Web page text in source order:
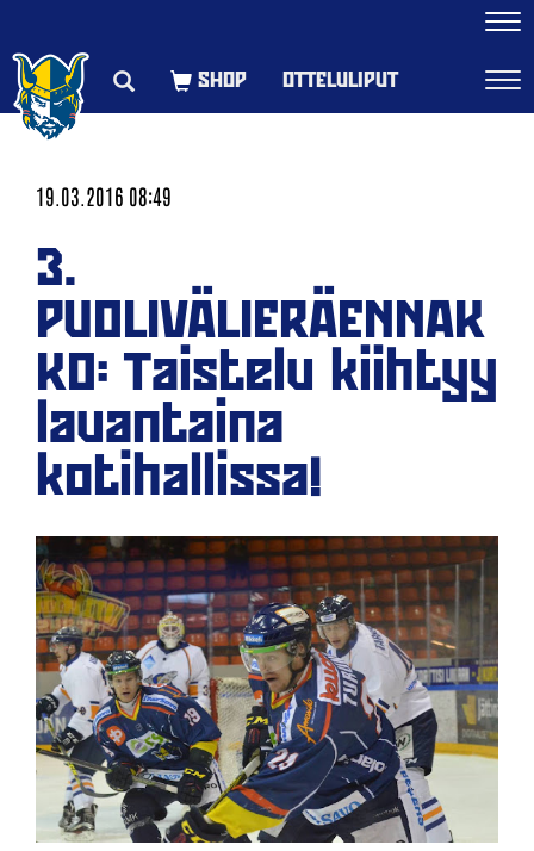
OTTELULIPUT
19.03.2016 08:49
3.
PUOLIVÄLIERÄENNAK
KO: Taistelu kiihtyy
lauantaina
kotihallissa!